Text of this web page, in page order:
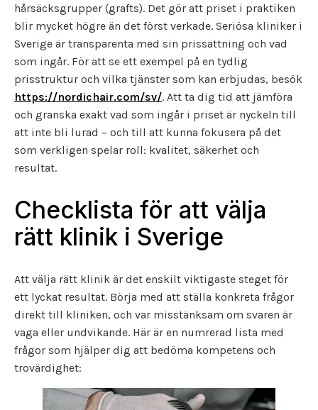
hårsäcksgrupper (grafts). Det gör att priset i praktiken
blir mycket högre än det först verkade. Seriösa kliniker i
Sverige är transparenta med sin prissättning och vad
som ingår. För att se ett exempel på en tydlig
prisstruktur och vilka tjänster som kan erbjudas, besök
https://nordichair.com/sv/. Att ta dig tid att jämföra
och granska exakt vad som ingår i priset är nyckeln till
att inte bli lurad – och till att kunna fokusera på det
som verkligen spelar roll: kvalitet, säkerhet och
resultat.
Checklista för att välja
rätt klinik i Sverige
Att välja rätt klinik är det enskilt viktigaste steget för
ett lyckat resultat. Börja med att ställa konkreta frågor
direkt till kliniken, och var misstänksam om svaren är
vaga eller undvikande. Här är en numrerad lista med
frågor som hjälper dig att bedöma kompetens och
trovärdighet: